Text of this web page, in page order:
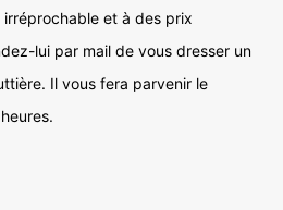
et à des prix
lui par mail de vous dresser un
Il vous fera parvenir le